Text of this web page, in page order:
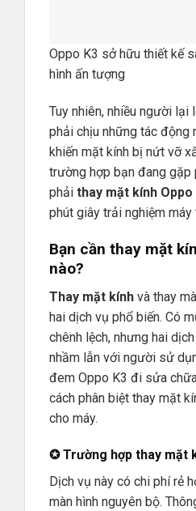
Oppo K3 sở hữu thiết kế
hình ấn tượng
Tuy nhiên, nhiều người lại
phải chịu những tác động
khiến mặt kính bị nứt vỡ
trường hợp bạn đang gặp
phải thay mặt kính Oppo
phút giây trải nghiệm
Bạn cần thay mặt
nào?
Thay mặt kính và thay
hai dịch vụ phổ biến. Có
chênh lệch, nhưng hai
nhầm lẫn với người sử
đem Oppo K3 đi sửa
cách phân biệt thay mặt
cho máy.
✪ Trường hợp thay mặt
Dịch vụ này có chi phí rẻ
màn hình nguyên bộ.